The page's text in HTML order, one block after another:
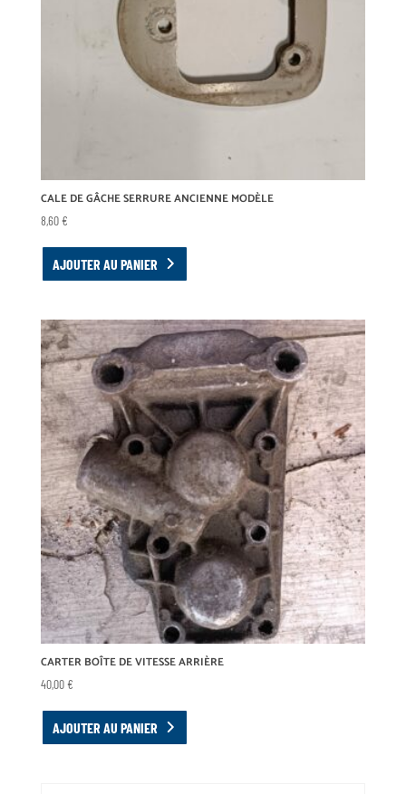
CALE DE GÂCHE SERRURE ANCIENNE MODÈLE
8,60€
AJOUTER AU PANIER
CARTER BOÎTE DE VITESSE ARRIÈRE
40,00€
AJOUTER AU PANIER